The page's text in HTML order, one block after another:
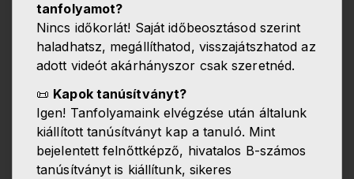
tanfolyamot?
Nincs időkorlát! Saját időbeosztásod szerint
haladhatsz, megállíthatod, visszajátszhatod az
adott videót akárhányszor csak szeretnéd.
📜 Kapok tanúsítványt?
Igen! Tanfolyamaink elvégzése után általunk
kiállított tanúsítványt kap a tanuló. Mint
bejelentett felnőttképző, hivatalos B-számos
tanúsítványt is kiállítunk, sikeres